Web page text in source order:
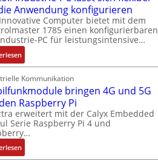
Anwendung konfigurieren
Computer bietet mit dem
1785 einen konfigurierbaren
PC für leistungsintensive…
:
1
9
-
Z
o
l
l
-
I
Kommunikation
bringen 4G und 5G
Raspberry Pi
erweitert mit der Calyx Embedded
Serie Raspberry Pi 4 und
:
M